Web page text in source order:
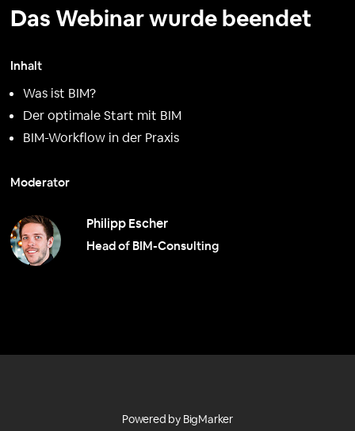
Das Webinar wurde beendet
Inhalt
Was ist BIM?
Der optimale Start mit BIM
BIM-Workflow in der Praxis
Moderator
Philipp Escher
Head of BIM-Consulting
Powered by BigMarker